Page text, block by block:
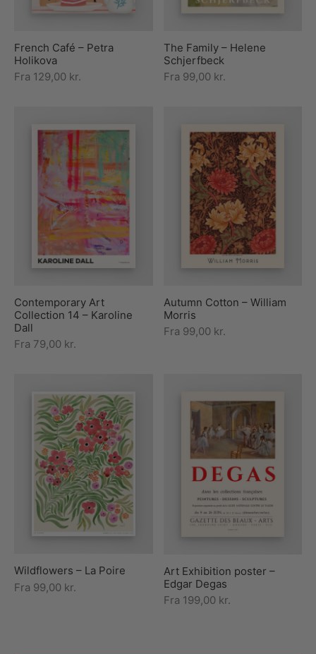
French Café – Petra
Holikova
Fra 129,00 kr.
The Family – Helene
Schjerfbeck
Fra 99,00 kr.
Contemporary Art
Collection 14 – Karoline
Dall
Fra 79,00 kr.
Autumn Cotton – William
Morris
Fra 99,00 kr.
Wildflowers – La Poire
Fra 99,00 kr.
Art Exhibition poster –
Edgar Degas
Fra 199,00 kr.